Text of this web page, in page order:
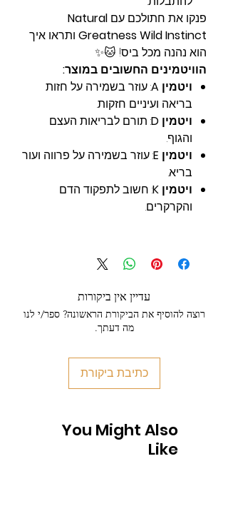
פנקו את חתולכם עם Natural
Greatness Wild Instinct ותראו איך
הוא נהנה מכל ביס! 🐱✨
הוויטמינים החשובים במוצר:
ויטמין A
: עוזר בשמירה על חזות
בריאה ועיניים חזקות.
ויטמין D
: תורם לבריאות העצם
והגוף.
ויטמין E : עוזר בשמירה על פרווה ועור
בריא.
ויטמין K
: חשוב לתפקוד הדם
והקרקרים.
עדיין אין ביקורות
רוצה להוסיף את הביקורת הראשונה? ספר/י לנו
מה דעתך.
כתיבת ביקורת
You Might Also
Like